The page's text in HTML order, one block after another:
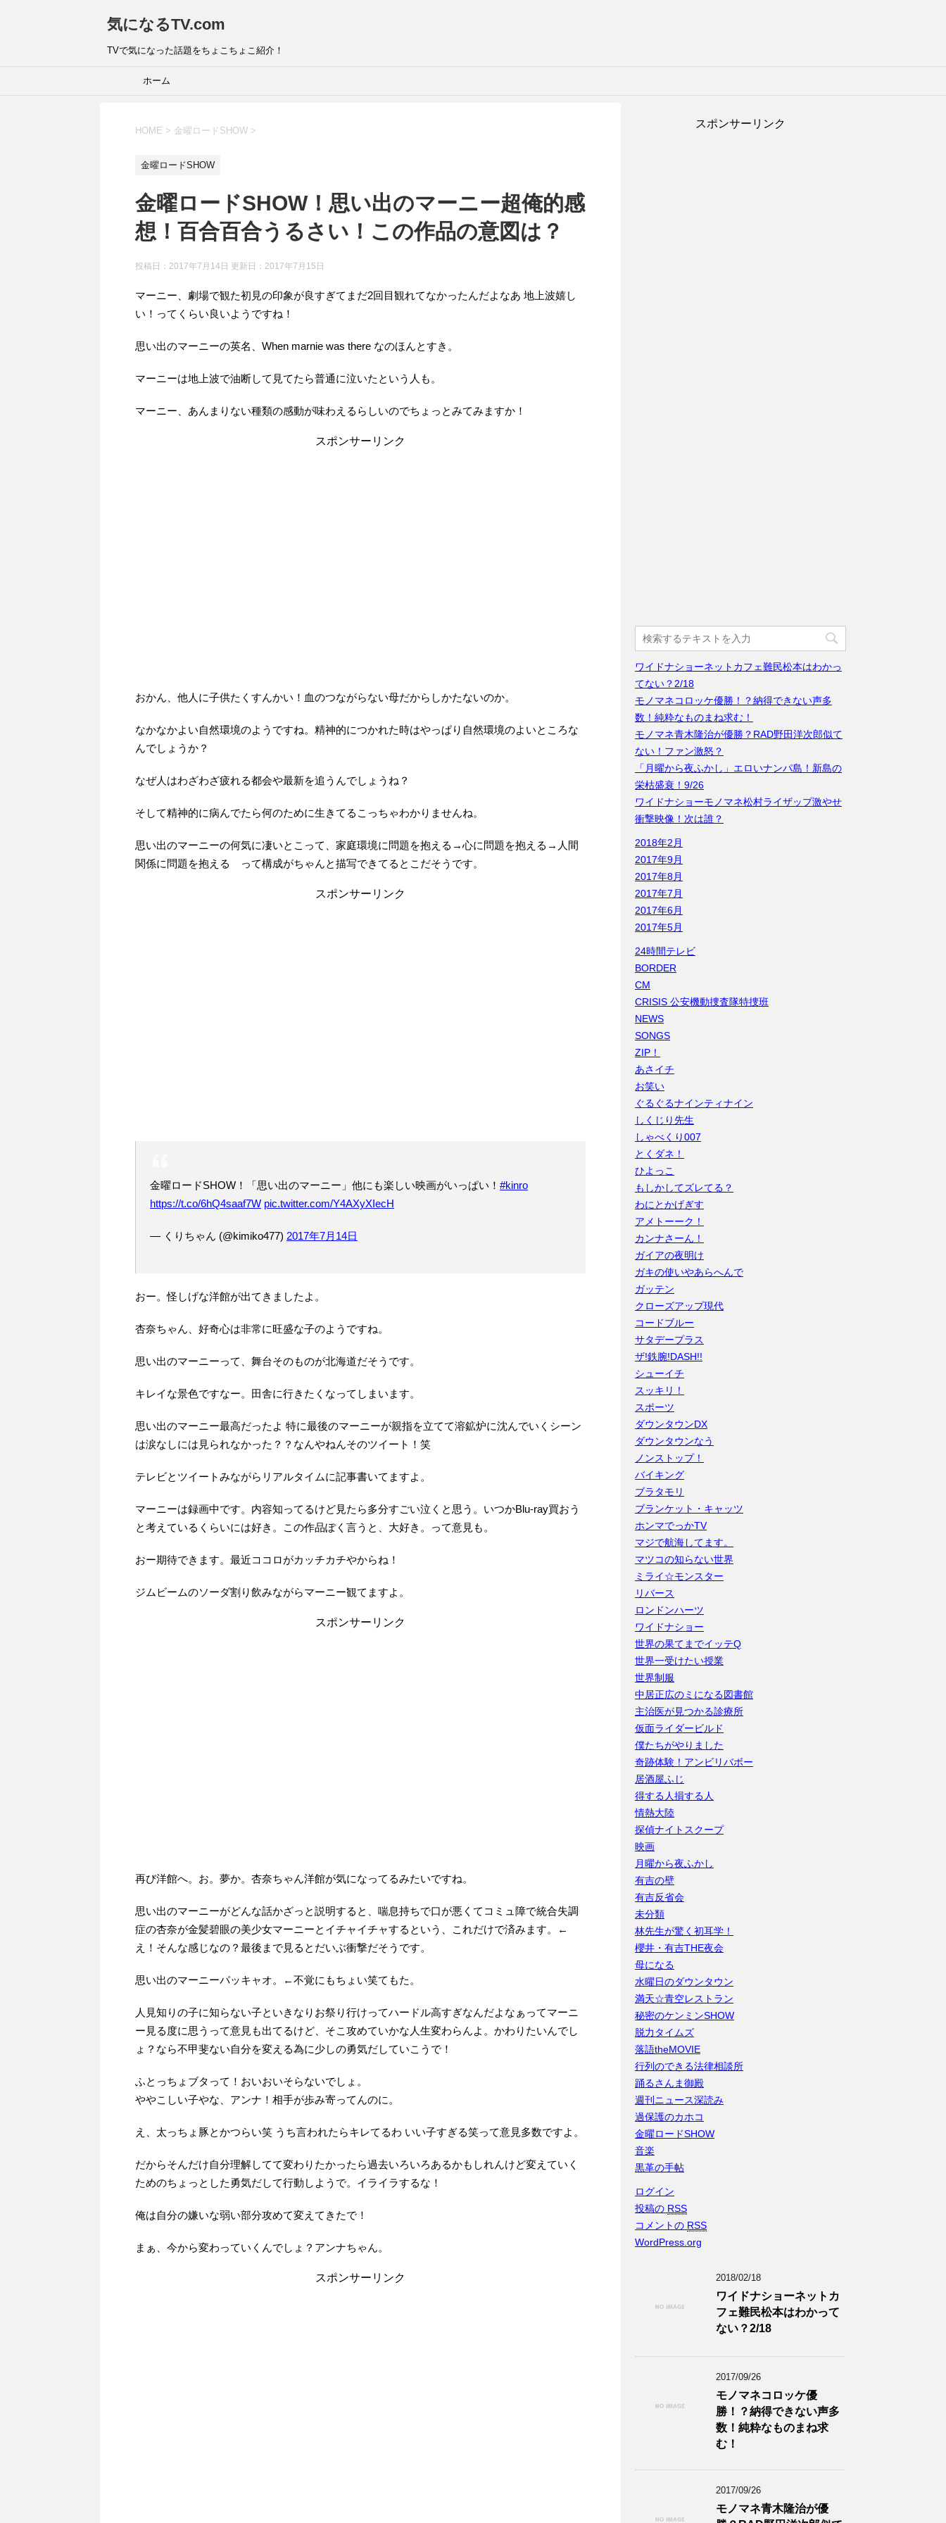
気になるTV.com
TVで気になった話題をちょこちょこ紹介！
ホーム
HOME > 金曜ロードSHOW >
金曜ロードSHOW
金曜ロードSHOW！思い出のマーニー超俺的感
想！百合百合うるさい！この作品の意図は？
投稿日：2017年7月14日 更新日： 2017年7月15日
マーニー、劇場で観た初見の印象が良すぎてまだ2回目観れてなかったんだよなあ 地上波嬉し
い！ってくらい良いようですね！
思い出のマーニーの英名、When marnie was there なのほんとすき。
マーニーは地上波で油断して見てたら普通に泣いたという人も。
マーニー、あんまりない種類の感動が味わえるらしいのでちょっとみてみますか！
スポンサーリンク
おかん、他人に子供たくすんかい！血のつながらない母だからしかたないのか。
なかなかよい自然環境のようですね。精神的につかれた時はやっぱり自然環境のよいところな
んでしょうか？
なぜ人はわざわざ疲れる都会や最新を追うんでしょうね？
そして精神的に病んでたら何のために生きてるこっちゃわかりませんね。
思い出のマーニーの何気に凄いとこって、家庭環境に問題を抱える→心に問題を抱える→人間
関係に問題を抱える って構成がちゃんと描写できてるとこだそうです。
スポンサーリンク
金曜ロードSHOW！「思い出のマーニー」他にも楽しい映画がいっぱい！ #kinro
https://t.co/6hQ4saaf7W pic.twitter.com/Y4AXyXIecH
— くりちゃん (@kimiko477) 2017年7月14日
おー。怪しげな洋館が出てきましたよ。
杏奈ちゃん、好奇心は非常に旺盛な子のようですね。
思い出のマーニーって、舞台そのものが北海道だそうです。
キレイな景色ですなー。田舎に行きたくなってしまいます。
思い出のマーニー最高だったよ 特に最後のマーニーが親指を立てて溶鉱炉に沈んでいくシーン
は涙なしには見られなかった？？なんやねんそのツイート！笑
テレビとツイートみながらリアルタイムに記事書いてますよ。
マーニーは録画中です。内容知ってるけど見たら多分すごい泣くと思う。いつかBlu-ray買おう
と考えているくらいには好き。この作品ぽく言うと、大好き。って意見も。
おー期待できます。最近ココロがカッチカチやからね！
ジムビームのソーダ割り飲みながらマーニー観てますよ。
スポンサーリンク
再び洋館へ。お。夢か。杏奈ちゃん洋館が気になってるみたいですね。
思い出のマーニーがどんな話かざっと説明すると、喘息持ちで口が悪くてコミュ障で統合失調
症の杏奈が金髪碧眼の美少女マーニーとイチャイチャするという、これだけで済みます。←
え！そんな感じなの？最後まで見るとだいぶ衝撃だそうです。
思い出のマーニーパッキャオ。←不覚にもちょい笑てもた。
人見知りの子に知らない子といきなりお祭り行けってハードル高すぎなんだよなぁってマーニ
ー見る度に思うって意見も出てるけど、そこ攻めていかな人生変わらんよ。かわりたいんでし
ょ？なら不甲斐ない自分を変える為に少しの勇気だしていこうで！
ふとっちょブタって！おいおいそらないでしょ。
ややこしい子やな、アンナ！相手が歩み寄ってんのに。
え、太っちょ豚とかつらい笑 うち言われたらキレてるわ いい子すぎる笑って意見多数ですよ。
だからそんだけ自分理解してて変わりたかったら過去いろいろあるかもしれんけど変えていく
ためのちょっとした勇気だして行動しようで。イライラするな！
俺は自分の嫌いな弱い部分攻めて変えてきたで！
まぁ、今から変わっていくんでしょ？アンナちゃん。
スポンサーリンク
スポンサーリンク
ワイドナショーネットカフェ難民松本はわかっ
てない？2/18
モノマネコロッケ優勝！？納得できない声多
数！純粋なものまね求む！
モノマネ青木隆治が優勝？RAD野田洋次郎似て
ない！ファン激怒？
「月曜から夜ふかし」エロいナンパ島！新島の
栄枯盛衰！9/26
ワイドナショーモノマネ松村ライザップ激やせ
衝撃映像！次は誰？
2018年2月
2017年9月
2017年8月
2017年7月
2017年6月
2017年5月
24時間テレビ
BORDER
CM
CRISIS 公安機動捜査隊特捜班
NEWS
SONGS
ZIP！
あさイチ
お笑い
ぐるぐるナインティナイン
しくじり先生
しゃべくり007
とくダネ！
ひよっこ
もしかしてズレてる？
わにとかげぎす
アメトーーク！
カンナさーん！
ガイアの夜明け
ガキの使いやあらへんで
ガッテン
クローズアップ現代
コードブルー
サタデープラス
ザ!鉄腕!DASH!!
シューイチ
スッキリ！
スポーツ
ダウンタウンDX
ダウンタウンなう
ノンストップ！
バイキング
ブラタモリ
ブランケット・キャッツ
ホンマでっかTV
マジで航海してます。
マツコの知らない世界
ミライ☆モンスター
リバース
ロンドンハーツ
ワイドナショー
世界の果てまでイッテQ
世界一受けたい授業
世界制服
中居正広のミになる図書館
主治医が見つかる診療所
仮面ライダービルド
僕たちがやりました
奇跡体験！アンビリバボー
居酒屋ふじ
得する人損する人
情熱大陸
探偵ナイトスクープ
映画
月曜から夜ふかし
有吉の壁
有吉反省会
未分類
林先生が驚く初耳学！
櫻井・有吉THE夜会
母になる
水曜日のダウンタウン
満天☆青空レストラン
秘密のケンミンSHOW
脱力タイムズ
落語theMOVIE
行列のできる法律相談所
踊るさんま御殿
週刊ニュース深読み
過保護のカホコ
金曜ロードSHOW
音楽
黒革の手帖
ログイン
投稿の RSS
コメントの RSS
WordPress.org
2018/02/18
ワイドナショーネットカ
フェ難民松本はわかって
ない？2/18
2017/09/26
モノマネコロッケ優
勝！？納得できない声多
数！純粋なものまね求
む！
2017/09/26
モノマネ青木隆治が優